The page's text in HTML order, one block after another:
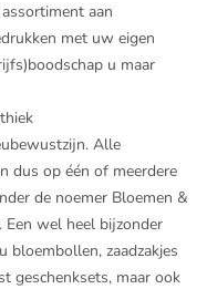
aan
met uw eigen
u maar
Alle
dus op één of meerdere
de noemer Bloemen &
wel heel bijzonder
bloembollen, zaadzakjes
geschenksets, maar ook